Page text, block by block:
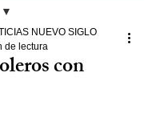
con
NUEVO SIGLO
de lectura